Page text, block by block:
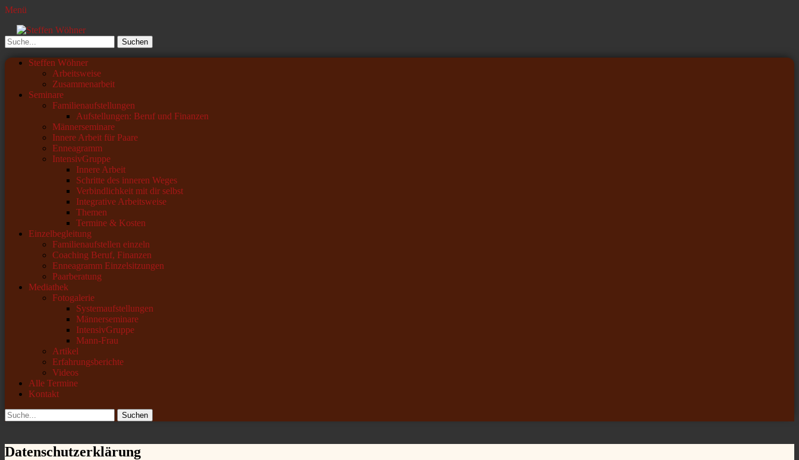
Menü
Steffen Wöhner
Lehrer und Seminarleiter
Suchen
nach:
Primäres
Zum
Steffen Wöhner
Arbeitsweise
Zusammenarbeit
Seminare
Familienaufstellungen
Aufstellungen: Beruf und Finanzen
Männerseminare
Innere Arbeit für Paare
Enneagramm
IntensivGruppe
Innere Arbeit
Schritte des inneren Weges
Verbindlichkeit mit dir selbst
Integrative Arbeitsweise
Themen
Termine & Kosten
Einzelbegleitung
Familienaufstellen einzeln
Coaching Beruf, Finanzen
Enneagramm Einzelsitzungen
Paarberatung
Mediathek
Fotogalerie
Systemaufstellungen
Männerseminare
IntensivGruppe
Mann-Frau
Artikel
Erfahrungsberichte
Videos
Alle Termine
Kontakt
Suchen
Suchen
nach:
Datenschutzerklärung